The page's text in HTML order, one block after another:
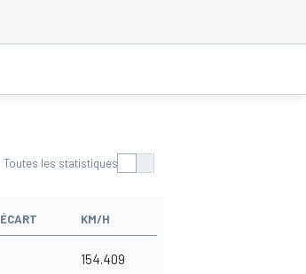
Toutes les statistiques
ÉCART KM/H
154.409